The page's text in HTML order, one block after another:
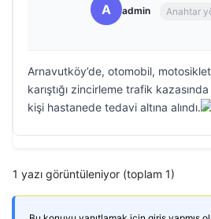
A admin Anahtar
Arnavutköy’de, otomobil,
karıştığı zincirleme trafik
kişi hastanede tedavi altına alındı.
1 yazı görüntüleniyor (toplam 1)